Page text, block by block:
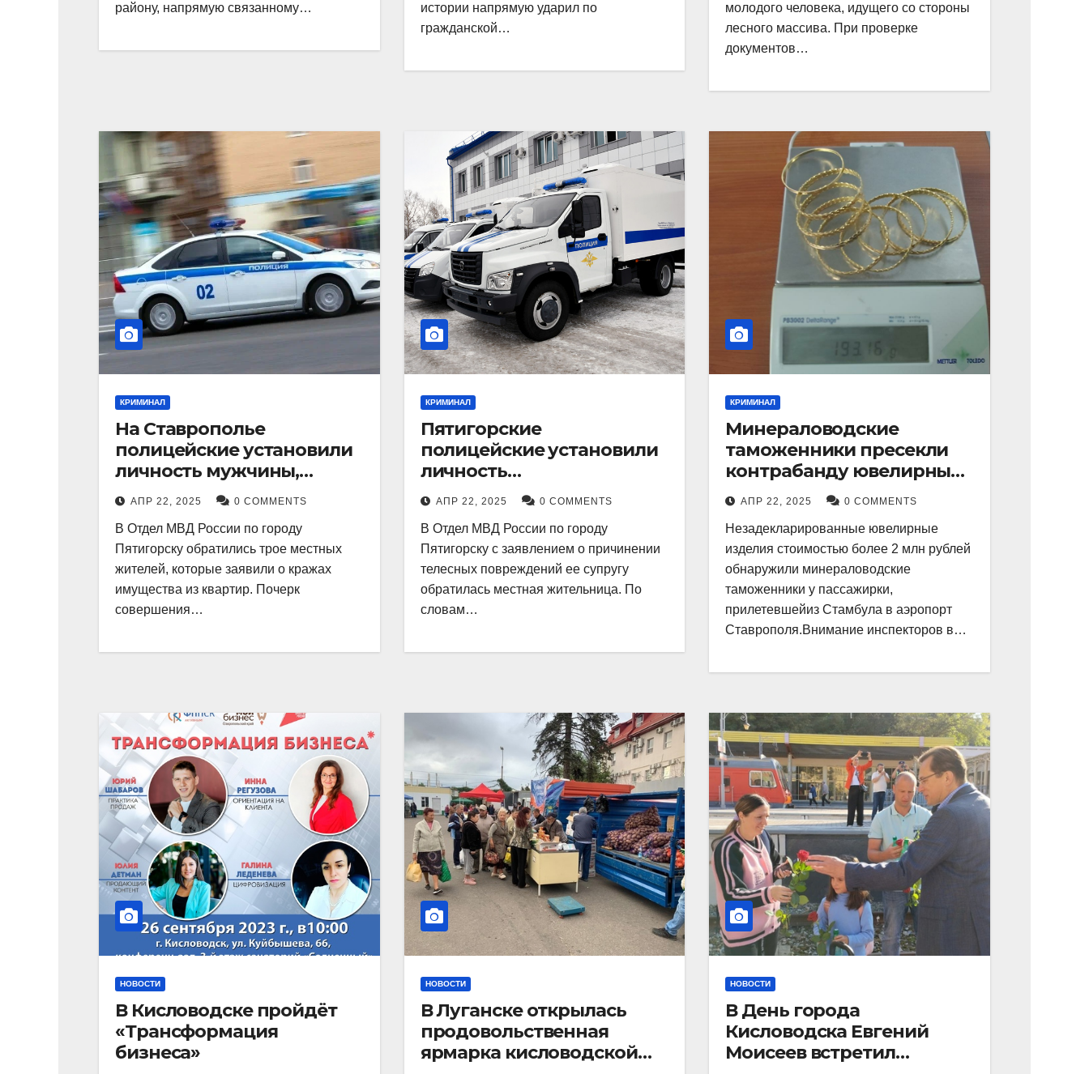
району, напрямую связанному…
истории напрямую ударил по
гражданской…
молодого человека, идущего со стороны
лесного массива. При проверке
документов…
КРИМИНАЛ
На Ставрополье
полицейские установили
личность мужчины,
причастного к кражам
имущества из квартир в
Пятигорске
АПР 22, 2025 0 COMMENTS
В Отдел МВД России по городу
Пятигорску обратились трое местных
жителей, которые заявили о кражах
имущества из квартир. Почерк
совершения…
КРИМИНАЛ
Пятигорские
полицейские установили
личность
злоумышленника,
причинившего телесные
повреждения местному
жителю
АПР 22, 2025 0 COMMENTS
В Отдел МВД России по городу
Пятигорску с заявлением о причинении
телесных повреждений ее супругу
обратилась местная жительница. По
словам…
КРИМИНАЛ
Минераловодские
таможенники пресекли
контрабанду ювелирных
изделий на 2 млн рублей
АПР 22, 2025 0 COMMENTS
Незадекларированные ювелирные
изделия стоимостью более 2 млн рублей
обнаружили минераловодские
таможенники у пассажирки,
прилетевшейиз Стамбула в аэропорт
Ставрополя.Внимание инспекторов в…
НОВОСТИ
В Кисловодске пройдёт
«Трансформация
бизнеса»
НОВОСТИ
В Луганске открылась
продовольственная
ярмарка кисловодской
НОВОСТИ
В День города
Кисловодска Евгений
Моисеев встретил